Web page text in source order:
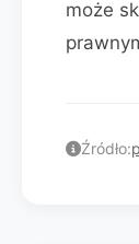
może
Źródło: